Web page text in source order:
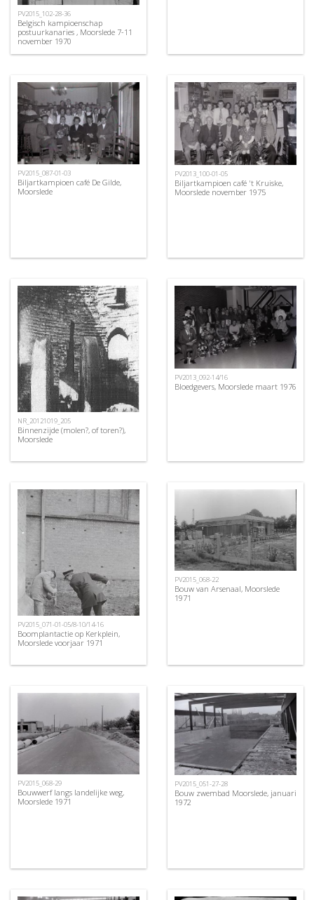
PV2015_102-28-36
Belgisch kampioenschap
postuurkanaries , Moorslede 7-11
november 1970
PV2015_087-01-03
Biljartkampioen café De Gilde,
Moorslede
PV2013_100-01-05
Biljartkampioen café 't Kruiske,
Moorslede november 1975
NR_20121019_205
Binnenzijde (molen?, of toren?),
Moorslede
PV2013_092-14/16
Bloedgevers, Moorslede maart 1976
PV2015_071-01-05/8-10/14-16
Boomplantactie op Kerkplein,
Moorslede voorjaar 1971
PV2015_068-22
Bouw van Arsenaal, Moorslede
1971
PV2015_068-29
Bouwwerf langs landelijke weg,
Moorslede 1971
PV2015_051-27-28
Bouw zwembad Moorslede, januari
1972